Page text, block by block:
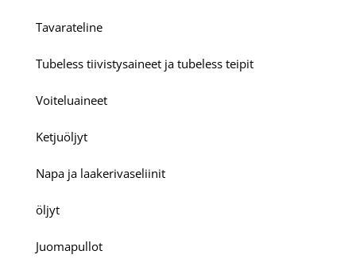
Tavarateline
Tubeless tiivistysaineet ja tubeless teipit
Voiteluaineet
Ketjuöljyt
Napa ja laakerivaseliinit
öljyt
Juomapullot